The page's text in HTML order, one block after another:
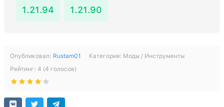
1.21.94 1.21.90
Опубликовал: Rustam01 Категория: Моды / Инструменты
Рейтинг: 4 (4 голосов)